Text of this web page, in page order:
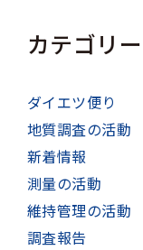
カテゴリー
ダイエツ便り
地質調査の活動
新着情報
測量の活動
維持管理の活動
調査報告